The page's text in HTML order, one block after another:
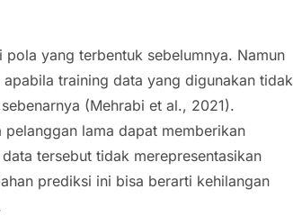
yang terbentuk sebelumnya. Namun
apabilatraining data yang digunakan tidak
(Mehrabi et al., 2021).
lama dapat memberikan
tersebut tidak merepresentasikan
prediksi ini bisa berarti kehilangan